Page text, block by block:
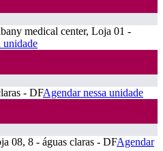
medical center, Loja 01 -
unidade
- DFAgendar nessa unidade
08, 8 - águas claras - DFAgendar